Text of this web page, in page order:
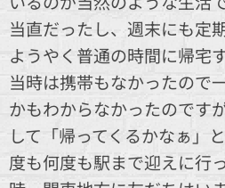
当直だったし、週末にも定
ようやく普通の時間に帰宅
当時は携帯もなかったので
かもわからなかったのです
して「帰ってくるかなぁ」
度も何度も駅まで迎えに行